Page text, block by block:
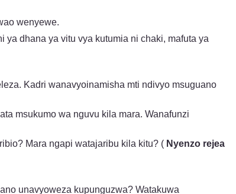
wenyewe.
dhana ya vitu vya kutumia ni chaki, mafuta ya
Kadri wanavyoinamisha mti ndivyo msuguano
msukumo wa nguvu kila mara. Wanafunzi
Mara ngapi watajaribu kila kitu? ( Nyenzo rejea
unavyoweza kupunguzwa? Watakuwa